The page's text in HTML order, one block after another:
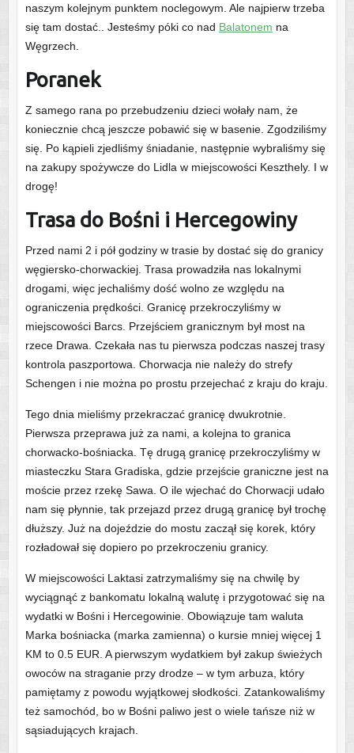
naszym kolejnym punktem noclegowym. Ale najpierw trzeba
się tam dostać.. Jesteśmy póki co nad Balatonem na
Węgrzech.
Poranek
Z samego rana po przebudzeniu dzieci wołały nam, że
koniecznie chcą jeszcze pobawić się w basenie. Zgodziliśmy
się. Po kąpieli zjedliśmy śniadanie, następnie wybraliśmy się
na zakupy spożywcze do Lidla w miejscowości Keszthely. I w
drogę!
Trasa do Bośni i Hercegowiny
Przed nami 2 i pół godziny w trasie by dostać się do granicy
węgiersko-chorwackiej. Trasa prowadziła nas lokalnymi
drogami, więc jechaliśmy dość wolno ze względu na
ograniczenia prędkości. Granicę przekroczyliśmy w
miejscowości Barcs. Przejściem granicznym był most na
rzece Drawa. Czekała nas tu pierwsza podczas naszej trasy
kontrola paszportowa. Chorwacja nie należy do strefy
Schengen i nie można po prostu przejechać z kraju do kraju.
Tego dnia mieliśmy przekraczać granicę dwukrotnie.
Pierwsza przeprawa już za nami, a kolejna to granica
chorwacko-bośniacka. Tę drugą granicę przekroczyliśmy w
miasteczku Stara Gradiska, gdzie przejście graniczne jest na
moście przez rzekę Sawa. O ile wjechać do Chorwacji udało
nam się płynnie, tak przejazd przez drugą granicę był trochę
dłuższy. Już na dojeździe do mostu zaczął się korek, który
rozładował się dopiero po przekroczeniu granicy.
W miejscowości Laktasi zatrzymaliśmy się na chwilę by
wyciągnąć z bankomatu lokalną walutę i przygotować się na
wydatki w Bośni i Hercegowinie. Obowiązuje tam waluta
Marka bośniacka (marka zamienna) o kursie mniej więcej 1
KM to 0.5 EUR. A pierwszym wydatkiem był zakup świeżych
owoców na straganie przy drodze – w tym arbuza, który
pamiętamy z powodu wyjątkowej słodkości. Zatankowaliśmy
też samochód, bo w Bośni paliwo jest o wiele tańsze niż w
sąsiadujących krajach.